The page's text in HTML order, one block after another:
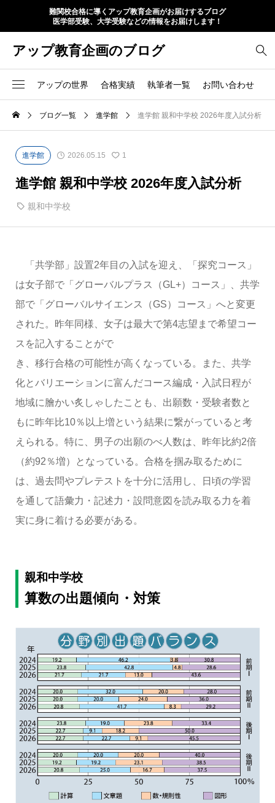
難関校合格に導くアップ教育企画がお届けするブログ
医学部受験、大学受験などの情報をお届けします！
アップ教育企画のブログ
アップの世界 合格実績 執筆者一覧 お問い合わせ
ブログ一覧 進学館 進学館 親和中学校 2026年度入試分析
進学館 2026.05.15 1
進学館 親和中学校 2026年度入試分析
親和中学校
「共学部」設置2年目の入試を迎え、「探究コース」
は女子部で「グローバルプラス（GL+）コース」、共学
部で「グローバルサイエンス（GS）コース」へと変更
された。昨年同様、女子は最大で第4志望まで希望コー
スを記入することがで
き、移行合格の可能性が高くなっている。また、共学
化とバリエーションに富んだコース編成・入試日程が
地域に膾かい炙しゃしたことも、出願数・受験者数と
もに昨年比10％以上増という結果に繋がっていると考
えられる。特に、男子の出願のべ人数は、昨年比約2倍
（約92％増）となっている。合格を掴み取るために
は、過去問やプレテストを十分に活用し、日頃の学習
を通して語彙力・記述力・設問意図を読み取る力を着
実に身に着ける必要がある。
親和中学校
算数の出題傾向・対策